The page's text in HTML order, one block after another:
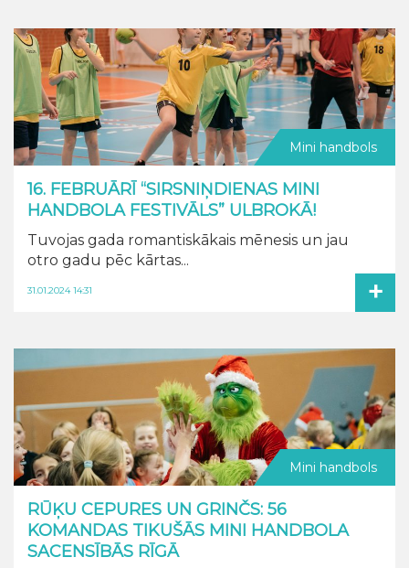
Mini handbols
16. FEBRUĀRĪ “SIRSNIŅDIENAS MINI
HANDBOLA FESTIVĀLS” ULBROKĀ!
Tuvojas gada romantiskākais mēnesis un jau
otro gadu pēc kārtas...
31.01.2024 14:31 +
Mini handbols
RŪĶU CEPURES UN GRINČS: 56
KOMANDAS TIKUŠĀS MINI HANDBOLA
SACENSĪBĀS RĪGĀ